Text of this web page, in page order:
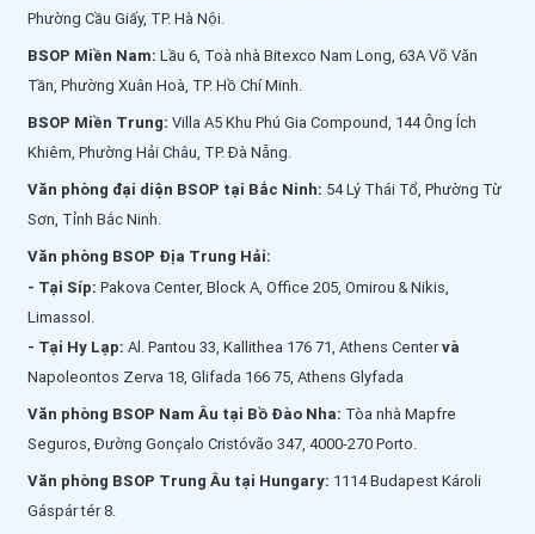
Phường Cầu Giấy, TP. Hà Nội.
BSOP Miền Nam: Lầu 6, Toà nhà Bitexco Nam Long, 63A Võ Văn
Tần, Phường Xuân Hoà, TP. Hồ Chí Minh.
BSOP Miền Trung: Villa A5 Khu Phú Gia Compound, 144 Ông Ích
Khiêm, Phường Hải Châu, TP. Đà Nẵng.
Văn phòng đại diện BSOP tại Bắc Ninh: 54 Lý Thái Tổ, Phường Từ
Sơn, Tỉnh Bắc Ninh.
Văn phòng BSOP Địa Trung Hải:
- Tại Síp: Pakova Center, Block A, Office 205, Omirou & Nikis,
Limassol.
- Tại Hy Lạp: Al. Pantou 33, Kallithea 176 71, Athens Centervà
Napoleontos Zerva 18, Glifada 166 75, Athens Glyfada
Văn phòng BSOP Nam Âu tại Bồ Đào Nha: Tòa nhà Mapfre
Seguros, Đường Gonçalo Cristóvão 347, 4000-270 Porto.
Văn phòng BSOP Trung Âu tại Hungary: 1114 Budapest Károli
Gáspár tér 8.